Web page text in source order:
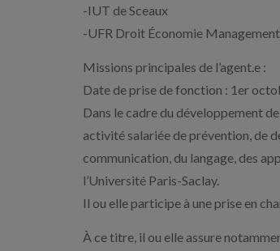
-IUT de Sceaux
-UFR Droit Économie
Missions principales de l’agent.e :
Date de prise de fonction : 1er
Dans le cadre du développement
activité salariée de prévention, de
communication, du langage, des
l’Université Paris-Saclay.
Il ou elle participe à une prise en
À ce titre, il ou elle assure